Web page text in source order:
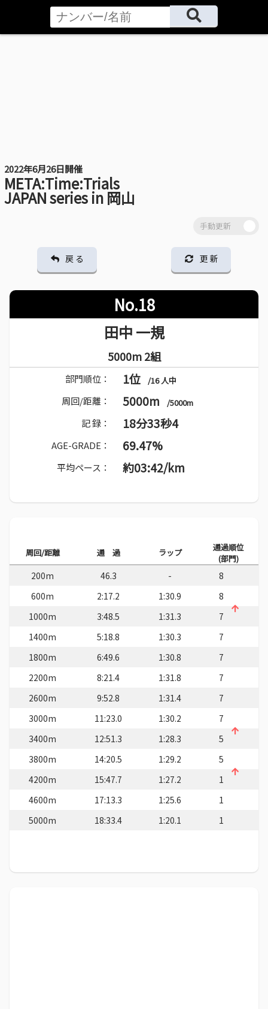
2022年6月26日開催
META:Time:Trials
JAPAN series in 岡山
戻 る 更 新
No.18
田中 一規
5000m 2組
部門順位： 1位 /16 人中
周回/距離： 5000m /5000m
記 録： 18分33秒4
AGE-GRADE： 69.47%
平均ペース： 約03:42/km
周回/距離 通 過 ラップ
通過順位
(部門)
200m 46.3 -
8
600m
2:17.2 1:30.9
8
1000m
3:48.5 1:31.3
7
1400m
5:18.8 1:30.3
7
1800m
6:49.6 1:30.8
7
2200m
8:21.4 1:31.8
7
2600m
9:52.8 1:31.4
7
3000m
11:23.0 1:30.2
7
3400m
12:51.3 1:28.3
5
3800m
14:20.5 1:29.2
5
4200m
15:47.7 1:27.2
1
4600m
17:13.3 1:25.6
1
5000m
18:33.4 1:20.1 1